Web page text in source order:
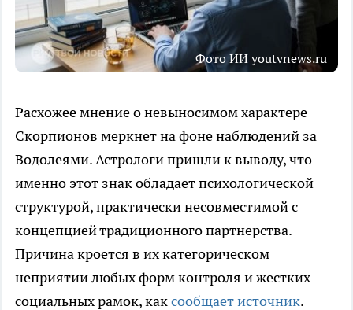
Фото ИИ youtvnews.ru
Расхожее мнение о невыносимом характере
Скорпионов меркнет на фоне наблюдений за
Водолеями. Астрологи пришли к выводу, что
именно этот знак обладает психологической
структурой, практически несовместимой с
концепцией традиционного партнерства.
Причина кроется в их категорическом
неприятии любых форм контроля и жестких
социальных рамок, каксообщает источник.